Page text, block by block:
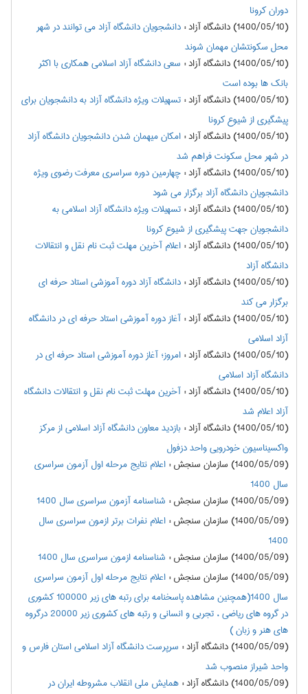
دوران کرونا
(1400/05/10) دانشگاه آزاد
:دانشجویان دانشگاه آزاد می توانند در شهر
محل سکونتشان مهمان شوند
(1400/05/10) دانشگاه آزاد
: سعی دانشگاه آزاد اسلامی همکاری با اکثر
بانک ها بوده است
(1400/05/10) دانشگاه آزاد
:تسهیلات ویژه دانشگاه آزاد به دانشجویان برای
پیشگیری از شیوع کرونا
(1400/05/10) دانشگاه آزاد
:امکان میهمان شدن دانشجویان دانشگاه آزاد
در شهر محل سکونت فراهم شد
(1400/05/10) دانشگاه آزاد
:چهارمین دوره سراسری معرفت رضوی ویژه
دانشجویان دانشگاه آزاد برگزار می شود
(1400/05/10) دانشگاه آزاد
:تسهیلات ویژه دانشگاه آزاد اسلامی به
دانشجویان جهت پیشگیری از شیوع کرونا
(1400/05/10) دانشگاه آزاد
:اعلام آخرین مهلت ثبت نام نقل و انتقالات
دانشگاه آزاد
(1400/05/10) دانشگاه آزاد
:دانشگاه آزاد دوره آموزشی استاد حرفه ای
برگزار می کند
(1400/05/10) دانشگاه آزاد
:آغاز دوره آموزشی استاد حرفه ای در دانشگاه
آزاد اسلامی
(1400/05/10) دانشگاه آزاد
:امروز؛ آغاز دوره آموزشی استاد حرفه ای در
دانشگاه آزاد اسلامی
(1400/05/10) دانشگاه آزاد
:آخرین مهلت ثبت نام نقل و انتقالات دانشگاه
آزاد اعلام شد
(1400/05/10) دانشگاه آزاد
:بازدید معاون دانشگاه آزاد اسلامی از مرکز
واکسیناسیون خودرویی واحد دزفول
(1400/05/09) سازمان سنجش
:اعلام نتايج مرحله اول آزمون سراسري
سال 1400
(1400/05/09) سازمان سنجش
: شناسنامه آزمون سراسری سال 1400
(1400/05/09) سازمان سنجش
:اعلام نفرات برتر ازمون سراسري سال
1400
(1400/05/09) سازمان سنجش
: شناسنامه ازمون سراسري سال 1400
(1400/05/09) سازمان سنجش
:اعلام نتايج مرحله اول آزمون سراسري
سال 1400(همچنین مشاهده پاسخنامه برای رتبه های زیر 100000 کشوری
در گروه های ریاضی ، تجربی و انسانی و رتبه های کشوری زیر 20000 درگروه
های هنر و زبان )
(1400/05/09) دانشگاه آزاد
: سرپرست دانشگاه آزاد اسلامی استان فارس و
واحد شیراز منصوب شد
(1400/05/09) دانشگاه آزاد
:همایش ملی انقلاب مشروطه ایران در